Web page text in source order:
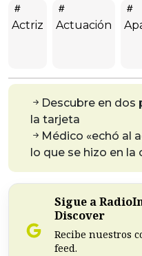
Actriz Actuación
Descubre en dos
la tarjeta
Médico «echó al
lo que se hizo en la
Sigue a
Discover
Recibe nuestros
feed.